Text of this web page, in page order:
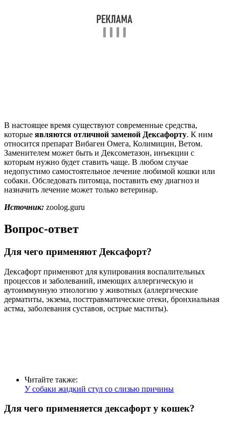
В настоящее время существуют современные средства,
которые являются отличной заменой Дексафорту. К ним
относится препарат Вибаген Омега, Колимицин, Ветом.
Заменителем может быть и Дексометазон, инъекции с
которым нужно будет ставить чаще. В любом случае
недопустимо самостоятельное лечение любимой кошки или
собаки. Обследовать питомца, поставить ему диагноз и
назначить лечение может только ветеринар.
Источник: zoolog.guru
Вопрос-ответ
Для чего применяют Дексафорт?
Дексафорт применяют для купирования воспалительных
процессов и заболеваний, имеющих аллергическую и
аутоиммунную этиологию у животных (аллергические
дерматиты, экзема, посттравматические отеки, бронхиальная
астма, заболевания суставов, острые маститы).
Читайте также:
У собаки жидкий стул со слизью причины
Для чего применяется дексафорт у кошек?